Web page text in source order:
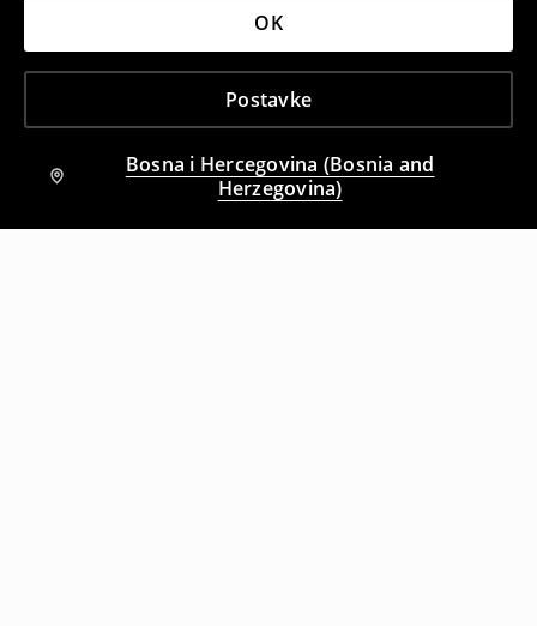
Postavke
OK
Bosna i Hercegovina (Bosnia and
Herzegovina)